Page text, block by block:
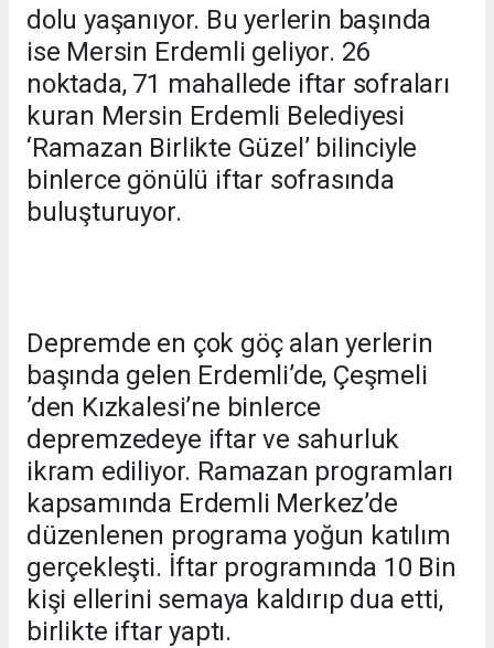
dolu yaşanıyor. Bu yerlerin başında
ise Mersin Erdemli geliyor. 26
noktada, 71 mahallede iftar sofraları
kuran Mersin Erdemli Belediyesi
‘Ramazan Birlikte Güzel’ bilinciyle
binlerce gönülü iftar sofrasında
buluşturuyor.
Depremde en çok göç alan yerlerin
başında gelen Erdemli’de, Çeşmeli
’den Kızkalesi’ne binlerce
depremzedeye iftar ve sahurluk
ikram ediliyor. Ramazan programları
kapsamında Erdemli Merkez’de
düzenlenen programa yoğun katılım
gerçekleşti. İftar programında 10 Bin
kişi ellerini semaya kaldırıp dua etti,
birlikte iftar yaptı.